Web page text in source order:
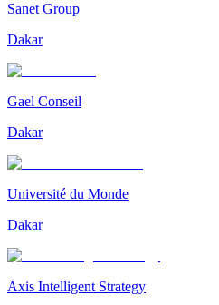
Sanet Group
Dakar
Gael Conseil
Dakar
Université du Monde
Dakar
Axis Intelligent Strategy